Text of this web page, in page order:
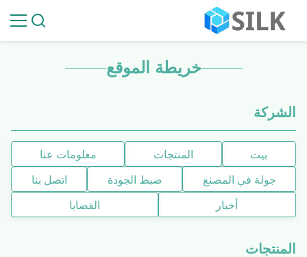
خريطة الموقع
الشركة
بيت المنتجات
معلومات عنا
جولة في المصنع
ضبط الجودة
اتصل بنا
أخبار
القضايا
المنتجات